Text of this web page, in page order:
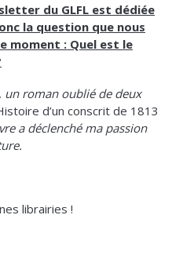
du GLFL est dédiée
la question que nous
moment : Quel est le
un roman oublié de deux
d’un conscrit de 1813
a déclenché ma passion
librairies !